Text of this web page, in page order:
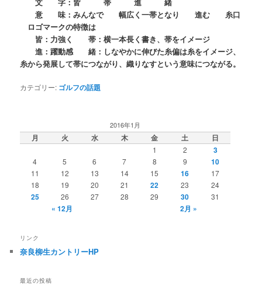
意 味：みんなで 幅広く一帯となり 進む 糸口
ロゴマークの特徴は
皆：力強く 帯：横一本長く書き、帯をイメージ
進：躍動感 緒：しなやかに伸びた糸偏は糸をイメージ、
糸から発展して帯につながり、織りなすという意味につながる。
カテゴリー: ゴルフの話題
2016年1月
月 火 水 木 金 土 日
1 2 3
4 5 6 7 8 9 10
11 12 13 14 15 16
17
18
19 20 21 22 23 24
25 26 27 28 29 30 31
« 12月 2月 »
リンク
奈良柳生カントリーHP
最近の投稿